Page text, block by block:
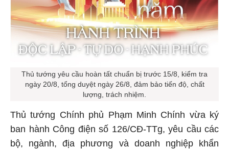
Thủ tướng yêu cầu hoàn tất chuẩn bị trước 15/8, kiểm tra
ngày 20/8, tổng duyệt ngày 26/8, đảm bảo tiến độ, chất
lượng, trách nhiệm.
Thủ tướng Chính phủ Phạm Minh Chính vừa ký
ban hành Công điện số 126/CĐ-TTg, yêu cầu các
bộ, ngành, địa phương và doanh nghiệp khẩn